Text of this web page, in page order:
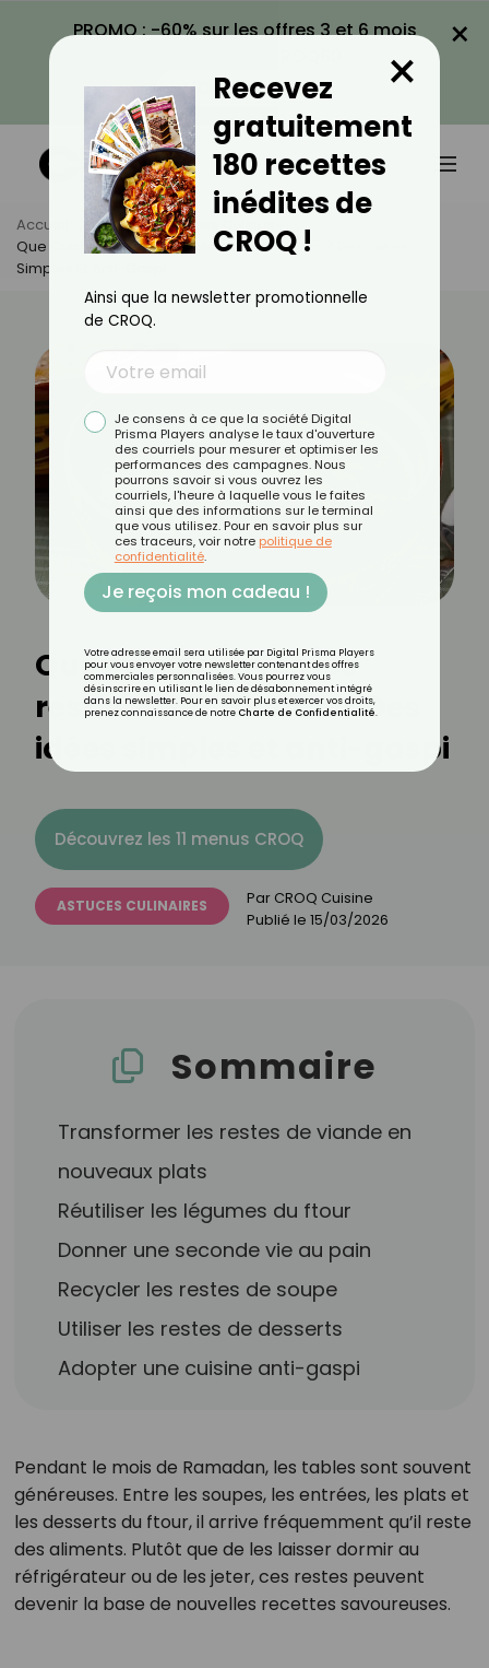
PROMO : -60% sur les offres 3 et 6 mois
VOIR LA PROMO
×
Accueil Actus
Astuces Culinaires
Que Cuisiner Avec Les Restes De Ramadan ? Des Idées
Simples Et Anti-Gaspi
Que cuisiner avec les
restes de Ramadan ? Des
idées simples et anti-gaspi
Découvrez les 11 menus CROQ
ASTUCES CULINAIRES Par CROQ Cuisine
Publié le 15/03/2026
Sommaire
Transformer les restes de viande en
nouveaux plats
Réutiliser les légumes du ftour
Donner une seconde vie au pain
Recycler les restes de soupe
Utiliser les restes de desserts
Adopter une cuisine anti-gaspi
Pendant le mois de Ramadan, les tables sont souvent
généreuses. Entre les soupes, les entrées, les plats et
les desserts du ftour, il arrive fréquemment qu’il reste
des aliments. Plutôt que de les laisser dormir au
réfrigérateur ou de les jeter, ces restes peuvent
devenir la base de nouvelles recettes savoureuses.
Recevez
gratuitement
180 recettes
inédites de
CROQ !
×
Ainsi que la newsletter promotionnelle
de CROQ.
Je consens à ce que la société Digital
Prisma Players analyse le taux d'ouverture
des courriels pour mesurer et optimiser les
performances des campagnes. Nous
pourrons savoir si vous ouvrez les
courriels, l'heure à laquelle vous le faites
ainsi que des informations sur le terminal
que vous utilisez. Pour en savoir plus sur
ces traceurs, voir notre politique de
confidentialité.
Je reçois mon cadeau !
Votre adresse email sera utilisée par Digital Prisma Players
pour vous envoyer votre newsletter contenant des offres
commerciales personnalisées. Vous pourrez vous
désinscrire en utilisant le lien de désabonnement intégré
dans la newsletter. Pour en savoir plus et exercer vos droits,
prenez connaissance de notre Charte de Confidentialité.